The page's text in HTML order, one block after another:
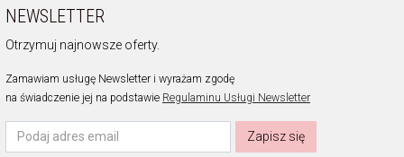
NEWSLETTER
Otrzymuj najnowsze oferty.
Zamawiam usługę Newsletter i wyrażam zgodę
na świadczenie jej na podstawie Regulaminu Usługi Newsletter
Zapisz się